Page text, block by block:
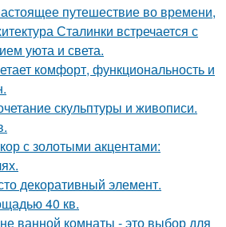
путешествие во времени,
Сталинки встречается с
уюта и света.
комфорт, функциональность и
скульптуры и живописи.
с золотыми акцентами:
декоративный элемент.
40 кв.
ванной комнаты - это выбор для